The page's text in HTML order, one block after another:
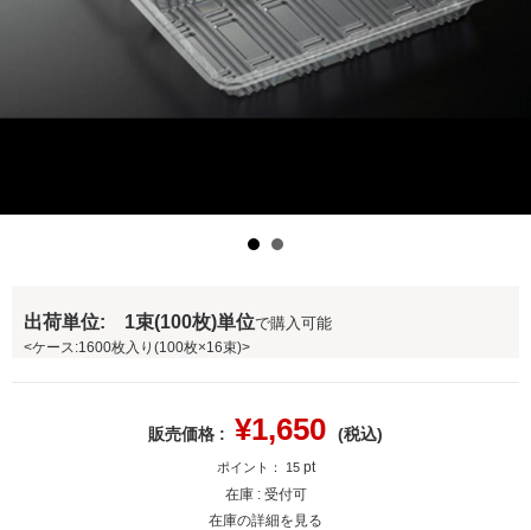
出荷単位: 1束(100枚)単位で購入可能
<ケース:1600枚入り(100枚×16束)>
販売価格 : ¥1,650 (税込)
ポイント： 15 pt
在庫 : 受付可
在庫の詳細を見る